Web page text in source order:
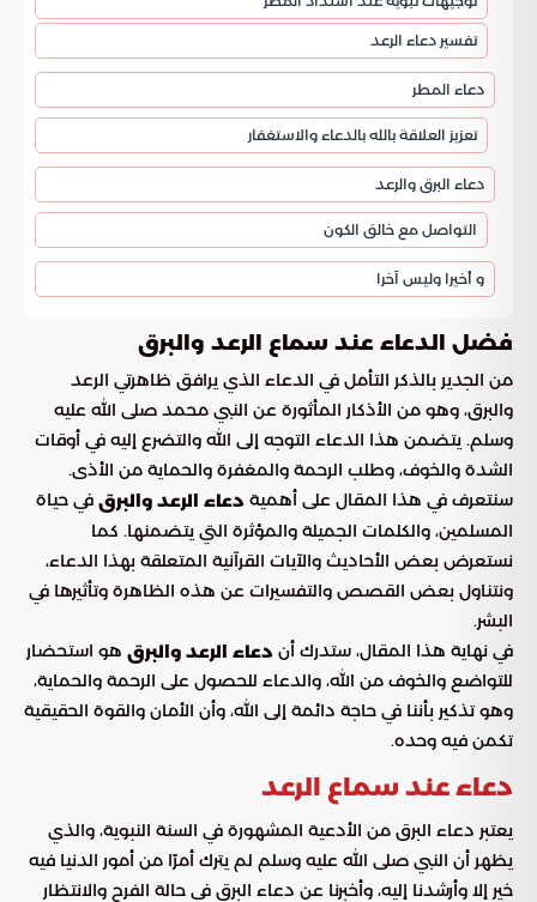
تفسير دعاء الرعد
دعاء المطر
تعزيز العلاقة بالله بالدعاء والاستغفار
دعاء البرق والرعد
التواصل مع خالق الكون
و أخيرا وليس آخرا
فضل الدعاء عند سماع الرعد والبرق
من الجدير بالذكر التأمل في الدعاء الذي يرافق ظاهرتي الرعد
والبرق، وهو من الأذكار المأثورة عن النبي محمد صلى الله عليه
وسلم. يتضمن هذا الدعاء التوجه إلى الله والتضرع إليه في أوقات
الشدة والخوف، وطلب الرحمة والمغفرة والحماية من الأذى.
سنتعرف في هذا المقال على أهمية دعاء الرعد والبرق في حياة
المسلمين، والكلمات الجميلة والمؤثرة التي يتضمنها. كما
نستعرض بعض الأحاديث والآيات القرآنية المتعلقة بهذا الدعاء،
ونتناول بعض القصص والتفسيرات عن هذه الظاهرة وتأثيرها في
البشر.
في نهاية هذا المقال، ستدرك أن دعاء الرعد والبرق هو استحضار
للتواضع والخوف من الله، والدعاء للحصول على الرحمة والحماية،
وهو تذكير بأننا في حاجة دائمة إلى الله، وأن الأمان والقوة الحقيقية
تكمن فيه وحده.
دعاء عند سماع الرعد
يعتبر دعاء البرق من الأدعية المشهورة في السنة النبوية، والذي
يظهر أن النبي صلى الله عليه وسلم لم يترك أمرًا من أمور الدنيا فيه
خير إلا وأرشدنا إليه، وأخبرنا عن دعاء البرق في حالة الفرح والانتظار